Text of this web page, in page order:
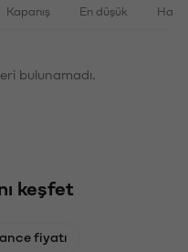
Kapanış En düşük
bulunamadı.
keşfet
fiyatı